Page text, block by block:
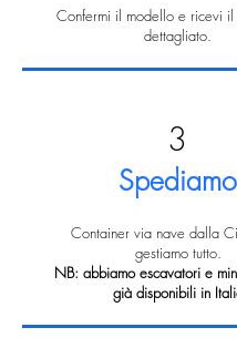
Confermi il modello e ricevi il
dettagliato.
3
Spediamo
Container via nave dalla
gestiamo tutto.
NB: abbiamo escavatori e
già disponibili in